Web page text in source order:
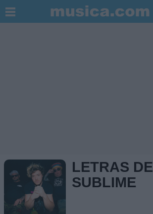
LETRAS DE
SUBLIME